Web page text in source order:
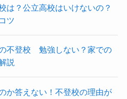
は？公立高校はいけないの？
ツ
不登校 勉強しない？家での
説
か答えない！不登校の理由が